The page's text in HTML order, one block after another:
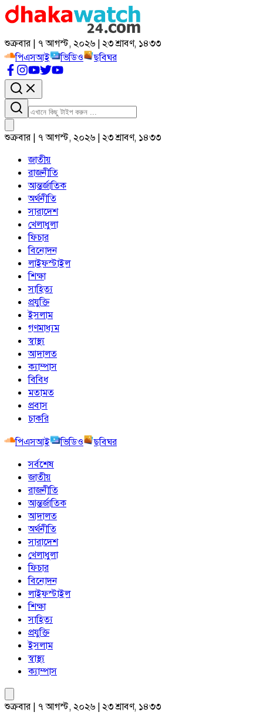
শুক্রবার | ৭ আগস্ট, ২০২৬ | ২৩ শ্রাবণ, ১৪৩৩
পিএসআই
ভিডিও ছবিঘর
শুক্রবার | ৭ আগস্ট, ২০২৬ | ২৩ শ্রাবণ, ১৪৩৩
জাতীয়
রাজনীতি
আন্তর্জাতিক
অর্থনীতি
সারাদেশ
খেলাধুলা
ফিচার
বিনোদন
লাইফস্টাইল
শিক্ষা
সাহিত্য
প্রযুক্তি
ইসলাম
গণমাধ্যম
স্বাস্থ্য
আদালত
ক্যাম্পাস
বিবিধ
মতামত
প্রবাস
চাকরি
পিএসআই
ভিডিও
ছবিঘর
সর্বশেষ
জাতীয়
রাজনীতি
আন্তর্জাতিক
আদালত
অর্থনীতি
সারাদেশ
খেলাধুলা
ফিচার
বিনোদন
লাইফস্টাইল
শিক্ষা
সাহিত্য
প্রযুক্তি
ইসলাম
স্বাস্থ্য
ক্যাম্পাস
শুক্রবার | ৭ আগস্ট, ২০২৬ | ২৩ শ্রাবণ, ১৪৩৩